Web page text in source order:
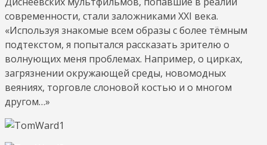
современности, стали заложниками ХХI века.
«Используя знакомые всем образы с более тёмным
подтекстом, я попытался рассказать зрителю о
волнующих меня проблемах. Например, о цирках,
загрязнении окружающей среды, новомодных
веяниях, торговле слоновой костью и о многом
другом…»